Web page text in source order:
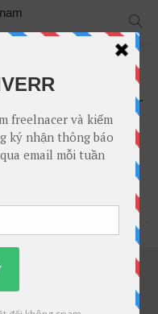
hàng trên Fiverr –